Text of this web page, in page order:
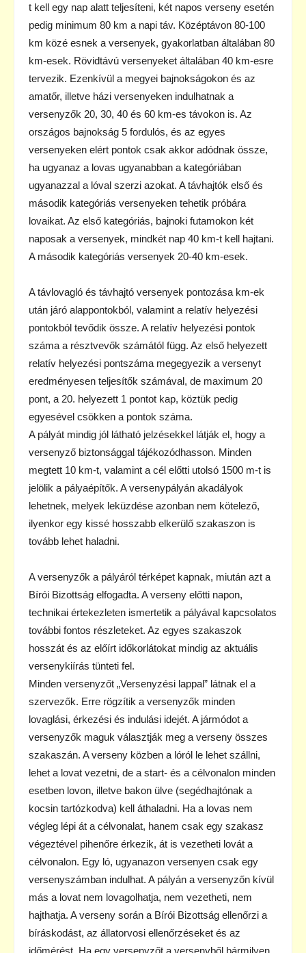
t kell egy nap alatt teljesíteni, két napos verseny esetén
pedig minimum 80 km a napi táv. Középtávon 80-100
km közé esnek a versenyek, gyakorlatban általában 80
km-esek. Rövidtávú versenyeket általában 40 km-esre
tervezik. Ezenkívül a megyei bajnokságokon és az
amatőr, illetve házi versenyeken indulhatnak a
versenyzők 20, 30, 40 és 60 km-es távokon is. Az
országos bajnokság 5 fordulós, és az egyes
versenyeken elért pontok csak akkor adódnak össze,
ha ugyanaz a lovas ugyanabban a kategóriában
ugyanazzal a lóval szerzi azokat. A távhajtók első és
második kategóriás versenyeken tehetik próbára
lovaikat. Az első kategóriás, bajnoki futamokon két
naposak a versenyek, mindkét nap 40 km-t kell hajtani.
A második kategóriás versenyek 20-40 km-esek.
A távlovagló és távhajtó versenyek pontozása km-ek
után járó alappontokból, valamint a relatív helyezési
pontokból tevődik össze. A relatív helyezési pontok
száma a résztvevők számától függ. Az első helyezett
relatív helyezési pontszáma megegyezik a versenyt
eredményesen teljesítők számával, de maximum 20
pont, a 20. helyezett 1 pontot kap, köztük pedig
egyesével csökken a pontok száma.
A pályát mindig jól látható jelzésekkel látják el, hogy a
versenyző biztonsággal tájékozódhasson. Minden
megtett 10 km-t, valamint a cél előtti utolsó 1500 m-t is
jelölik a pályaépítők. A versenypályán akadályok
lehetnek, melyek leküzdése azonban nem kötelező,
ilyenkor egy kissé hosszabb elkerülő szakaszon is
tovább lehet haladni.
A versenyzők a pályáról térképet kapnak, miután azt a
Bírói Bizottság elfogadta. A verseny előtti napon,
technikai értekezleten ismertetik a pályával kapcsolatos
további fontos részleteket. Az egyes szakaszok
hosszát és az előírt időkorlátokat mindig az aktuális
versenykiírás tünteti fel.
Minden versenyzőt „Versenyzési lappal” látnak el a
szervezők. Erre rögzítik a versenyzők minden
lovaglási, érkezési és indulási idejét. A jármódot a
versenyzők maguk választják meg a verseny összes
szakaszán. A verseny közben a lóról le lehet szállni,
lehet a lovat vezetni, de a start- és a célvonalon minden
esetben lovon, illetve bakon ülve (segédhajtónak a
kocsin tartózkodva) kell áthaladni. Ha a lovas nem
végleg lépi át a célvonalat, hanem csak egy szakasz
végeztével pihenőre érkezik, át is vezetheti lovát a
célvonalon. Egy ló, ugyanazon versenyen csak egy
versenyszámban indulhat. A pályán a versenyzőn kívül
más a lovat nem lovagolhatja, nem vezetheti, nem
hajthatja. A verseny során a Bírói Bizottság ellenőrzi a
bíráskodást, az állatorvosi ellenőrzéseket és az
időmérést. Ha egy versenyzőt a versenyből bármilyen